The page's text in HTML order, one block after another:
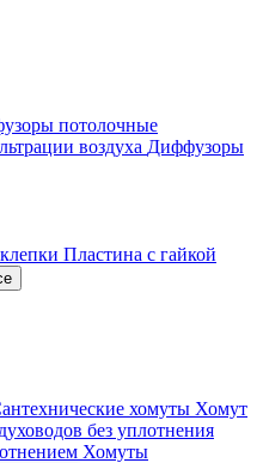
потолочные
воздуха Диффузоры
Пластина с гайкой
хомуты Хомут
без уплотнения
Хомуты